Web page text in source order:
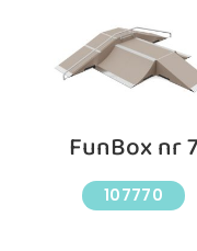
FunBox nr 7
107770